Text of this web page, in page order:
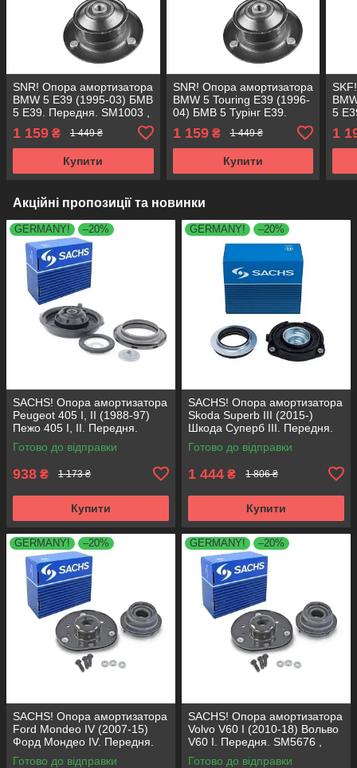
SNR! Опора амортизатора
BMW 5 E39 (1995-03) БМВ
5 Е39. Передня. SM1003 ,
VKDC35814
1 159 ₴ 1 449 ₴
Купити
SNR! Опора амортизатора
BMW 5 Touring E39 (1996-
04) БМВ 5 Турінг Е39.
802186 , KB650.03 ,
VKDC35814
1 159₴ 1 449 ₴
Купити
5
1
Акційні пропозиції та новинки
GERMANY! –20%
SACHS! Опора амортизатора
Peugeot 405 I, II (1988-97)
Пежо 405 I, II. Передня.
SM1553 , 803023 , KB659.36 ,
VKDA35336
Готово до відправки
938 ₴ 1 173 ₴
Купити
GERMANY! –20%
SACHS! Опора амортизатора
Skoda Superb III (2015-)
Шкода Суперб III. Передня.
803024 , KB657.27 ,
VKDA35167
Готово до відправки
1 444 ₴ 1 806 ₴
Купити
GERMANY! –20%
SACHS! Опора амортизатора
Ford Mondeo IV (2007-15)
Форд Мондео IV. Передня.
SM5676 , 803053 , KB652.30
Готово до відправки
GERMANY! –20%
SACHS! Опора амортизатора
Volvo V60 I (2010-18) Вольво
V60 I. Передня. SM5676 ,
803053 , KB652.30
Готово до відправки